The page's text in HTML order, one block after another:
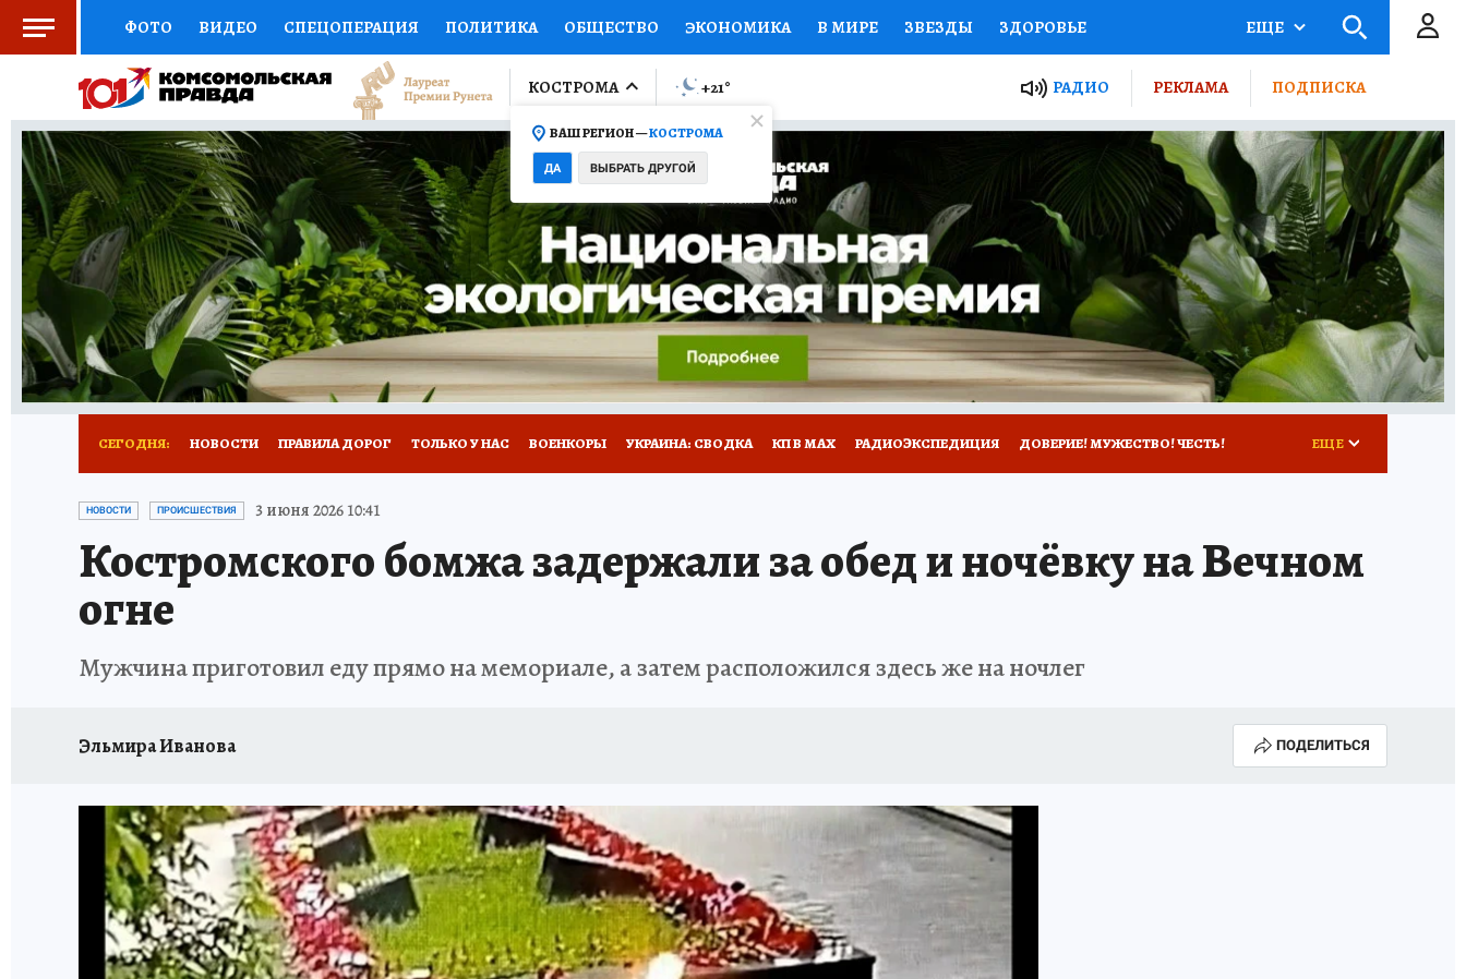
ФОТО ВИДЕО СПЕЦОПЕРАЦИЯ ПОЛИТИКА ОБЩЕСТВО ЭКОНОМИКА В МИРЕ ЗВЕЗДЫ ЗДОРОВЬЕ
СОЦПОДДЕРЖКА НАУКА СПОРТ КОЛУМНИСТЫ ПРОИСШЕСТВИЯ НАЦИОНАЛЬНЫЕ ПРОЕКТЫ РОССИИ
ВЫБОР ЭКСПЕРТОВ ДОКТОР ФИНАНСЫ ОТКРЫВАЕМ МИР Я ЗНАЮ СЕМЬЯ ЖЕНСКИЕ СЕКРЕТЫ ПУТЕВОДИТЕЛЬ
КНИЖНАЯ ПОЛКА ПРОГНОЗЫ НА СПОРТ ПРОМОКОДЫ СЕРИАЛЫ СПЕЦПРОЕКТЫ ДЕФИЦИТ ЖЕЛЕЗА ТУРИЗМ
ПРЕСС-ЦЕНТР НЕДВИЖИМОСТЬ ТЕЛЕВИЗОР КОЛЛЕКЦИИ КОНКУРСЫ РАБОТА У НАС ГИД ПОТРЕБИТЕЛЯ ВСЕ О КП
РАДИО КП РЕКЛАМА ТЕСТЫ НОВОЕ НА САЙТЕ
ЕЩЕ
КОСТРОМА
ВАШ РЕГИОН —КОСТРОМА
ДА ВЫБРАТЬ ДРУГОЙ
+21° РАДИО РЕКЛАМА ПОДПИСКА
СЕГОДНЯ: НОВОСТИ ПРАВИЛА ДОРОГ ТОЛЬКО У НАС ВОЕНКОРЫ УКРАИНА: СВОДКА КП В МАХ РАДИОЭКСПЕДИЦИЯ ДОВЕРИЕ! МУЖЕСТВО! ЧЕСТЬ!
НОВОГОДНИЙ ШОПИНГ В КОСТРОМЕ
СЕМЬЯ В ПОГОНАХ ИСПЫТАНО НА СЕБЕ
ЕЩЕ
НОВОСТИ ПРОИСШЕСТВИЯ 3 июня 2026 10:41
Костромского бомжа задержали за обед и ночёвку на Вечном
огне
Мужчина приготовил еду прямо на мемориале, а затем расположился здесь же на ночлег
Эльмира Иванова ПОДЕЛИТЬСЯ